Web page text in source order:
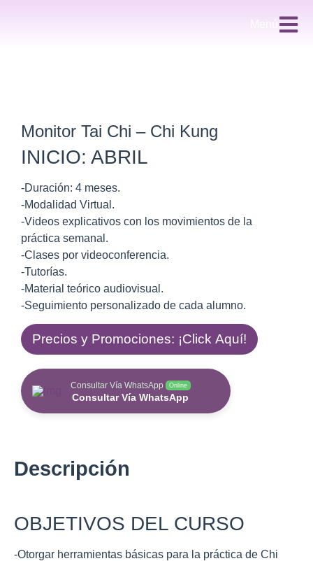
Menú
Monitor Tai Chi – Chi Kung
INICIO: ABRIL
-Duración: 4 meses.
-Modalidad Virtual.
-Videos explicativos con los movimientos de la
práctica semanal.
-Clases por videoconferencia.
-Tutorías.
-Material teórico audiovisual.
-Seguimiento personalizado de cada alumno.
Precios y Promociones: ¡Click Aquí!
Consultar Vía WhatsApp Online
Consultar Vía WhatsApp
Descripción
OBJETIVOS DEL CURSO
-Otorgar herramientas básicas para la práctica de Chi